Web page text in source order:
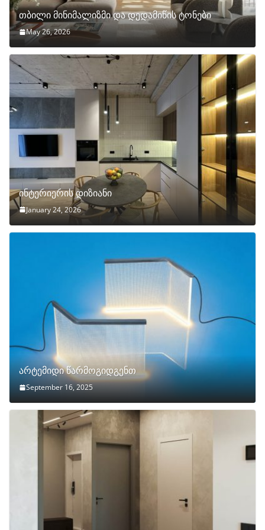
თბილი მინიმალიზმი და დედამიწის ტონები
May 26, 2026
ინტერიერის დიზიანი
January 24, 2026
არტემიდი წარმოგიდგენთ
September 16, 2025